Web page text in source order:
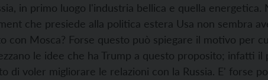
in primo luogo l'industria bellica e quella energetica.
che presiede alla politica estera Usa non sembra
con Mosca? Forse questo può spiegare il motivo per
le idee che ha Trump a questo proposito; infatti il
di voler migliorare le relazioni con la Russia. E' forse